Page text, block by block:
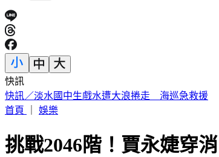
快訊
老高與小茉新片全程「黑底白字」！網笑：根本
首頁
娛樂
挑戰2046階！賈永婕穿